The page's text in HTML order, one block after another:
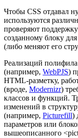
Чтобы CSS отдавал
используются
проверяют
созданному блоку
(либо меняют его
Реализаций
(например, WebPJS)
HTML-разметку,
(вроде, Modernizr)
классов и функций.
изменений в
(например, Picturefill)
параметров или
вышеописанного